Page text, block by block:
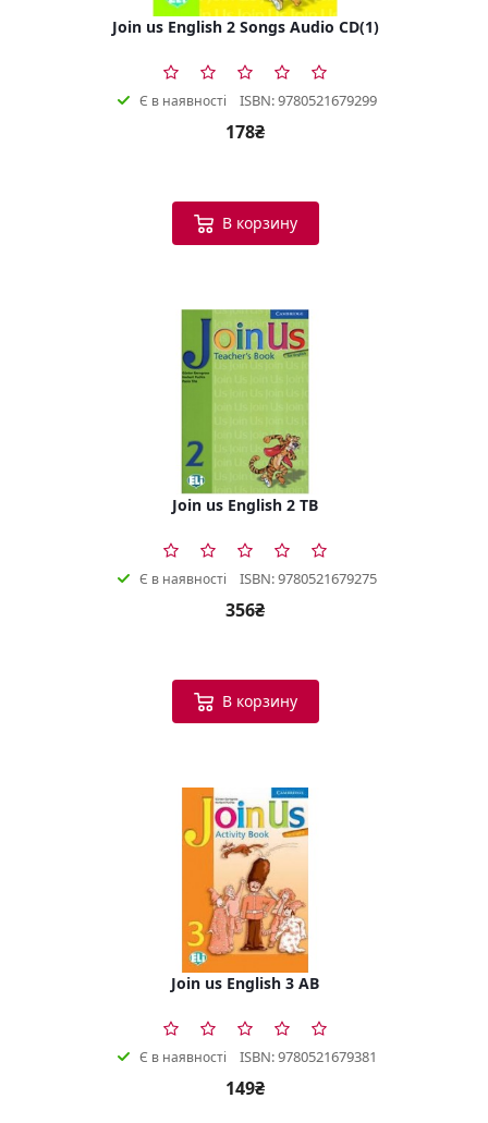
Join us English 2 Songs Audio CD(1)
Є в наявності ISBN: 9780521679299
178₴
В корзину
Join us English 2 TB
Є в наявності ISBN: 9780521679275
356₴
В корзину
Join us English 3 AB
Є в наявності ISBN: 9780521679381
149₴